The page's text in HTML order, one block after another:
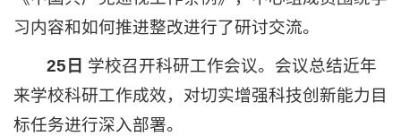
习内容和如何推进整改进行了研讨交流。
25日 学校召开科研工作会议。会议总结近年
来学校科研工作成效，对切实增强科技创新能力目
标任务进行深入部署。